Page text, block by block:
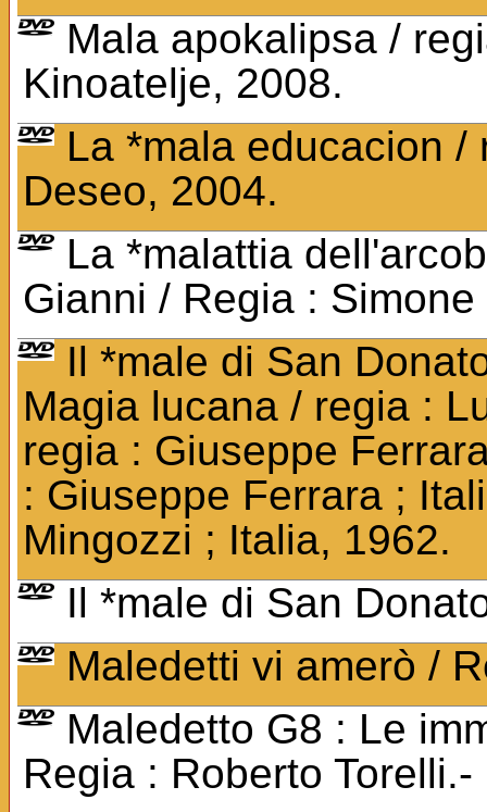
Mala apokalipsa /
Kinoatelje, 2008.
La *mala educacion /
Deseo, 2004.
La *malattia
Gianni / Regia :
Il *male di San
Magia lucana / regia :
regia : Giuseppe
: Giuseppe Ferrara ;
Mingozzi ; Italia, 1962.
Il *male di San
Maledetti vi amerò /
Maledetto G8 : Le
Regia : Roberto